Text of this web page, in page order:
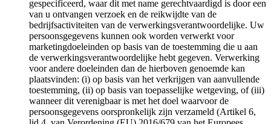
gespecificeerd, waar dit met name gerechtvaardigd is door een
van u ontvangen verzoek en de reikwijdte van de
bedrijfsactiviteiten van de verwerkingsverantwoordelijke. Uw
persoonsgegevens kunnen ook worden verwerkt voor
marketingdoeleinden op basis van de toestemming die u aan
de verwerkingsverantwoordelijke hebt gegeven. Verwerking
voor andere doeleinden dan de hierboven genoemde kan
plaatsvinden: (i) op basis van het verkrijgen van aanvullende
toestemming, (ii) op basis van toepasselijke wetgeving, of (iii)
wanneer dit verenigbaar is met het doel waarvoor de
persoonsgegevens oorspronkelijk zijn verzameld (Artikel 6,